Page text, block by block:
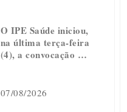
O IPE Saúde iniciou,
na última terça-feira
(4), a convocação …
07/08/2026